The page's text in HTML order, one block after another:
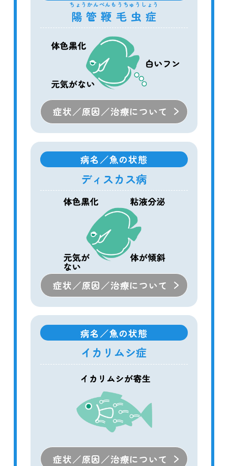
陽管鞭毛虫症
ちょうかんべんもうちゅうしょう
症状／原因／治療について
病名／魚の状態
ディスカス病
症状／原因／治療について
病名／魚の状態
イカリムシ症
症状／原因／治療について